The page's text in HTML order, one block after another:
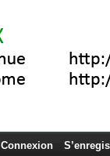
Connexion